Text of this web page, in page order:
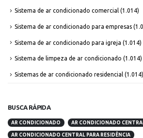
Sistema de ar condicionado comercial (1.014)
Sistema de ar condicionado para empresas
Sistema de ar condicionado para igreja (1.014)
Sistema de limpeza de ar condicionado (1.014)
Sistemas de ar condicionado residencial (1.014)
BUSCA RÁPIDA
AR CONDICIONADO AR CONDICIONADO
AR CONDICIONADO CENTRAL PARA RESIDÊNCIA